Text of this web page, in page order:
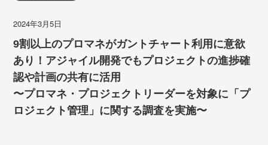
2024年3月5日
9割以上のプロマネがガントチャート利用に意欲
あり！アジャイル開発でもプロジェクトの進捗確
認や計画の共有に活用
〜プロマネ・プロジェクトリーダーを対象に「プ
ロジェクト管理」に関する調査を実施〜